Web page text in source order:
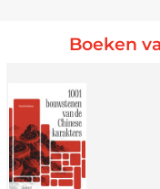
Boeken